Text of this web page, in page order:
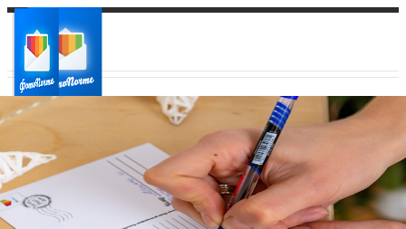
Ваш город:
Ваш регион доставки